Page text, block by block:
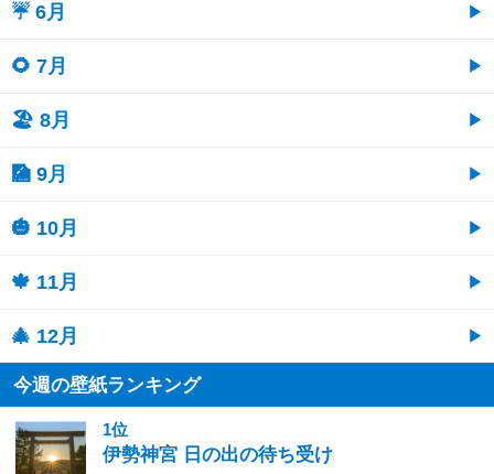
☔ 6月
🌻 7月
🏖 8月
🎑 9月
🎃 10月
🍁 11月
🎄 12月
今週の壁紙ランキング
1位
伊勢神宮 日の出の待ち受け